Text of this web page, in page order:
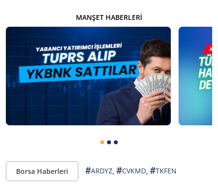
MANŞET HABERLERI
Borsa Haberleri #ARDYZ, #CVKMD, #TKFEN